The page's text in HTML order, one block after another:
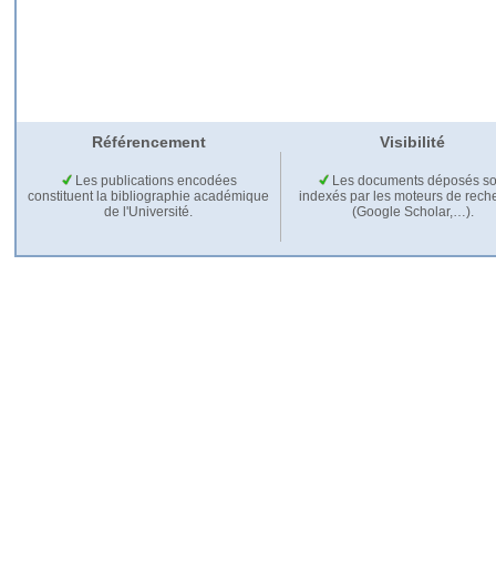
Référencement Visibilité
Les publications encodées
constituent la bibliographie académique
de l'Université.
Les documents déposés
indexés par les moteurs de
(Google Scholar,…).